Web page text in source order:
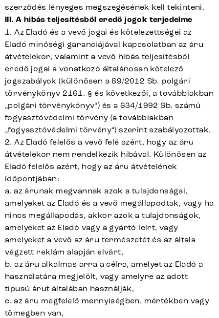
szerződés lényeges megszegésének kell tekinteni.
III. A hibás teljesítésből eredő jogok terjedelme
1. Az Eladó és a vevő jogai és kötelezettségei az
Eladó minőségi garanciájával kapcsolatban az áru
átvételekor, valamint a vevő hibás teljesítésből
eredő jogai a vonatkozó általánosan kötelező
jogszabályok (különösen a 89/2012 Sb. polgári
törvénykönyv 2161. § és következői, a továbbiakban
„polgári törvénykönyv“) és a 634/1992 Sb. számú
fogyasztóvédelmi törvény (a továbbiakban
„fogyasztóvédelmi törvény“) szerint szabályozottak.
2. Az Eladó felelős a vevő felé azért, hogy az áru
átvételekor nem rendelkezik hibával. Különösen az
Eladó felelős azért, hogy az áru átvételének
időpontjában:
a. az árunak megvannak azok a tulajdonságai,
amelyeket az Eladó és a vevő megállapodtak, vagy ha
nincs megállapodás, akkor azok a tulajdonságok,
amelyeket az Eladó vagy a gyártó leírt, vagy
amelyeket a vevő az áru természetét és az általa
végzett reklám alapján elvárt,
b. az áru alkalmas arra a célra, amelyet az Eladó a
használatára megjelölt, vagy amelyre az adott
típusú árut általában használják,
c. az áru megfelelő mennyiségben, mértékben vagy
tömegben van,